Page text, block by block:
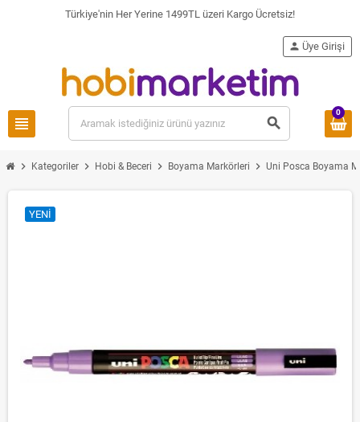
Türkiye'nin Her Yerine 1499TL üzeri Kargo Ücretsiz!
view_headline search
person Üye Girişi
0
chevron_right Kategoriler chevron_right Hobi & Beceri chevron_right Boyama Markörleri chevron_right Uni Posca Boyama
YENI